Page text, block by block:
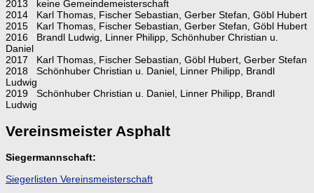
2013 keine Gemeindemeisterschaft
2014 Karl Thomas, Fischer Sebastian, Gerber Stefan, Göbl Hubert
2015 Karl Thomas, Fischer Sebastian, Gerber Stefan, Göbl Hubert
2016 Brandl Ludwig, Linner Philipp, Schönhuber Christian u.
Daniel
2017 Karl Thomas, Fischer Sebastian, Göbl Hubert, Gerber Stefan
2018 Schönhuber Christian u. Daniel, Linner Philipp, Brandl
Ludwig
2019 Schönhuber Christian u. Daniel, Linner Philipp, Brandl
Ludwig
Vereinsmeister Asphalt
Siegermannschaft:
Siegerlisten Vereinsmeisterschaft